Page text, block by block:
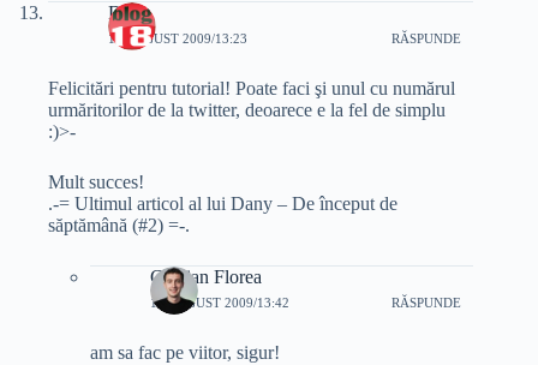
Dany
11 AUGUST 2009/13:23 RĂSPUNDE
Felicitări pentru tutorial! Poate faci şi unul cu numărul
urmăritorilor de la twitter, deoarece e la fel de simplu
:)>-
Mult succes!
.-= Ultimul articol al lui Dany – De început de
săptămână (#2) =-.
Cristian Florea
11 AUGUST 2009/13:42 RĂSPUNDE
am sa fac pe viitor, sigur!